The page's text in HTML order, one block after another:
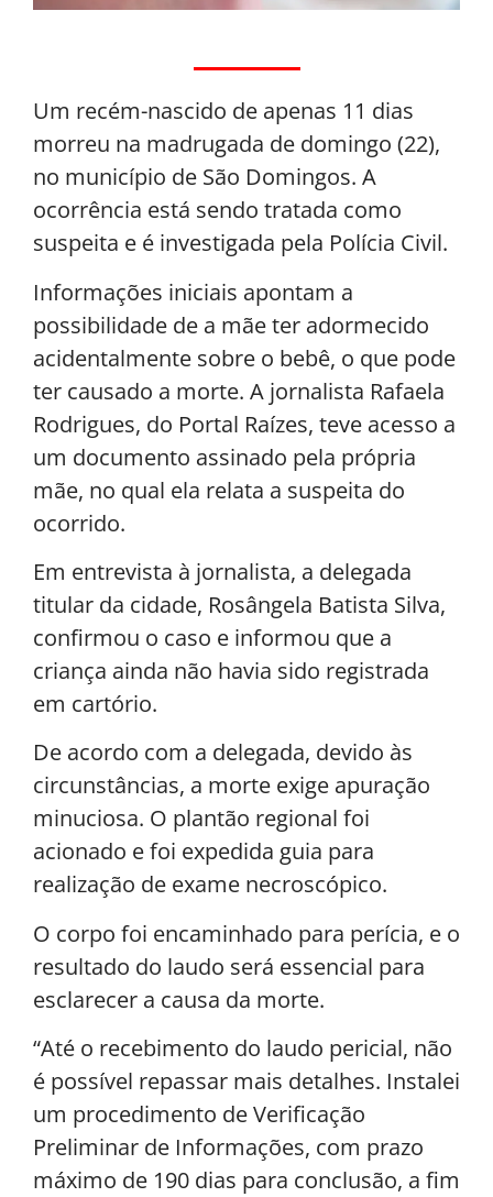
Um recém-nascido de apenas 11 dias
morreu na madrugada de domingo (22),
no município de São Domingos. A
ocorrência está sendo tratada como
suspeita e é investigada pela Polícia Civil.
Informações iniciais apontam a
possibilidade de a mãe ter adormecido
acidentalmente sobre o bebê, o que pode
ter causado a morte. A jornalista Rafaela
Rodrigues, do Portal Raízes, teve acesso a
um documento assinado pela própria
mãe, no qual ela relata a suspeita do
ocorrido.
Em entrevista à jornalista, a delegada
titular da cidade, Rosângela Batista Silva,
confirmou o caso e informou que a
criança ainda não havia sido registrada
em cartório.
De acordo com a delegada, devido às
circunstâncias, a morte exige apuração
minuciosa. O plantão regional foi
acionado e foi expedida guia para
realização de exame necroscópico.
O corpo foi encaminhado para perícia, e o
resultado do laudo será essencial para
esclarecer a causa da morte.
“Até o recebimento do laudo pericial, não
é possível repassar mais detalhes. Instalei
um procedimento de Verificação
Preliminar de Informações, com prazo
máximo de 190 dias para conclusão, a fim